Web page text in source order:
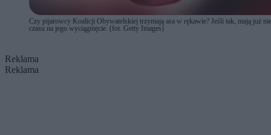
Czy pijarowcy Koalicji Obywatelskiej trzymają asa w rękawie? Jeśli tak, mają już
czasu na jego wyciągnięcie. (fot. Getty Images)
Reklama
Reklama